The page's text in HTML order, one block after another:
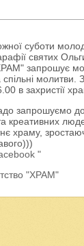
суботи
святих
запрошує
спільні молитви.
в захристії
запрошуємо
креативних
храму,
"
"ХРАМ"